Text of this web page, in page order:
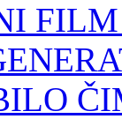
FILM